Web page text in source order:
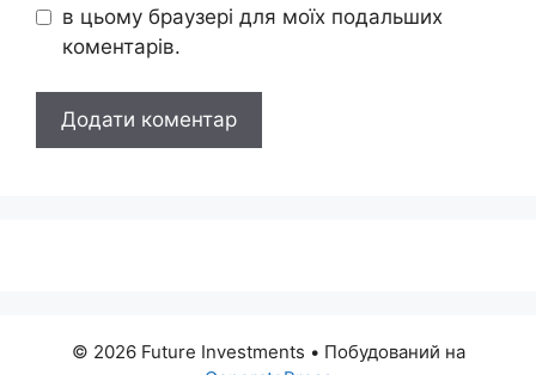
в цьому браузері для моїх подальших
коментарів.
© 2026 Future Investments • Побудований на